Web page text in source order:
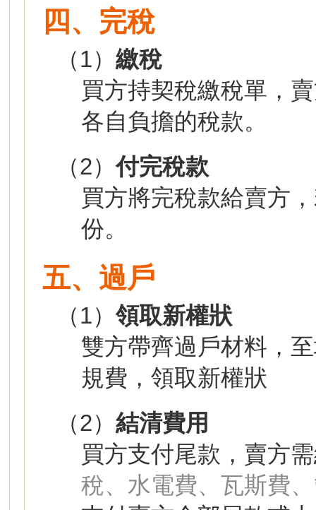
四、完稅
（1） 繳稅
買方持契稅繳稅單，
各自負擔的稅款。
（2）付完稅款
買方將完稅款給賣方
份。
五、過戶
（1）領取新權狀
雙方帶齊過戶材料，
規費，領取新權狀
（2） 結清費用
買方支付尾款，賣方
稅、水電費、瓦斯費